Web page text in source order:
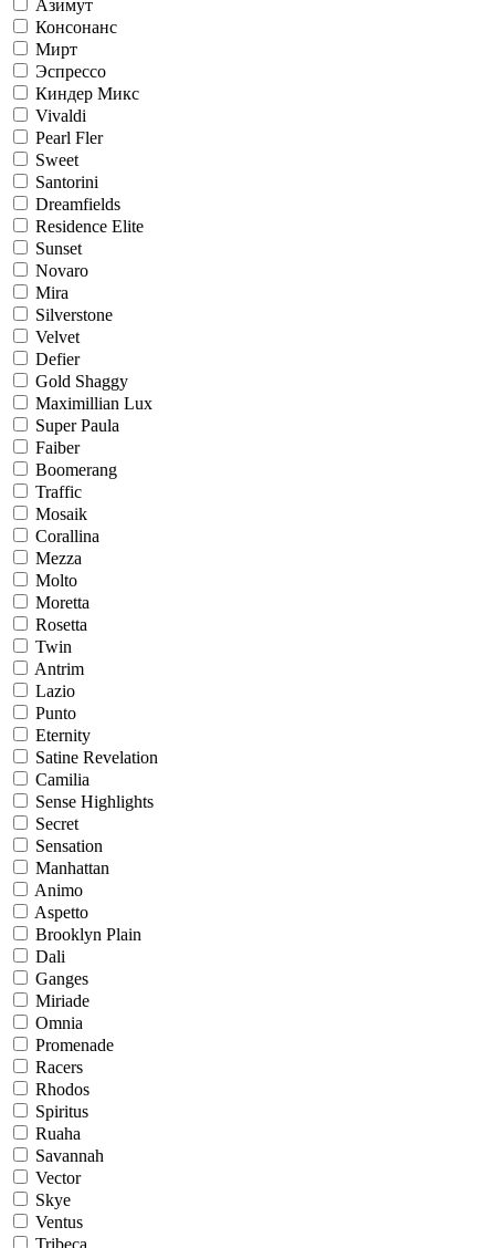
Азимут
Консонанс
Мирт
Эспрессо
Киндер Микс
Vivaldi
Pearl Fler
Sweet
Santorini
Dreamfields
Residence Elite
Sunset
Novaro
Mira
Silverstone
Velvet
Defier
Gold Shaggy
Maximillian Lux
Super Paula
Faiber
Boomerang
Traffic
Mosaik
Corallina
Mezza
Molto
Moretta
Rosetta
Twin
Antrim
Lazio
Punto
Eternity
Satine Revelation
Camilia
Sense Highlights
Secret
Sensation
Manhattan
Animo
Aspetto
Brooklyn Plain
Dali
Ganges
Miriade
Omnia
Promenade
Racers
Rhodos
Spiritus
Ruaha
Savannah
Vector
Skye
Ventus
Tribeca